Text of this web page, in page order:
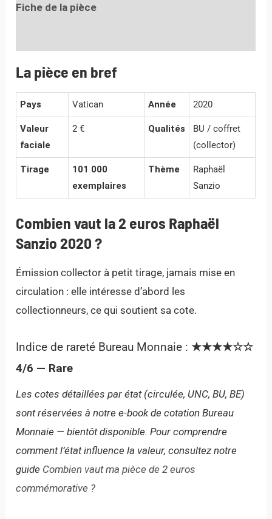
Fiche de la pièce
La pièce en bref
Pays Vatican Année 2020
Valeur
faciale
2 € Qualités
BU / coffret
(collector)
Tirage
101 000
exemplaires
Thème
Raphaël
Sanzio
Combien vaut la 2 euros Raphaël
Sanzio 2020 ?
Émission collector à petit tirage, jamais mise en
circulation : elle intéresse d’abord les
collectionneurs, ce qui soutient sa cote.
Indice de rareté Bureau Monnaie : ★★★★☆☆
4/6 — Rare
Les cotes détaillées par état (circulée, UNC, BU, BE)
sont réservées à notre e-book de cotation Bureau
Monnaie — bientôt disponible. Pour comprendre
comment l’état influence la valeur, consultez notre
guide Combien vaut ma pièce de 2 euros
commémorative ?